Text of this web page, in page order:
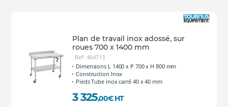
Plan de travail inox adossé, sur
roues 700 x 1400 mm
Ref: 464713
Dimensions L 1400 x P 700 x H 800 mm
Construction Inox
Pieds Tube inox carré 40 x 40 mm
3 325,00€ HT